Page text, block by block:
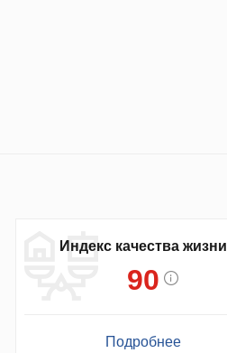
Индекс качества жизни
90
Подробнее